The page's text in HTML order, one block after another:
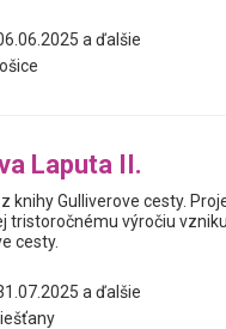
a ďalšie
Laputa II.
z knihy Gulliverove cesty.
tristoročnému výročiu
cesty.
a ďalšie